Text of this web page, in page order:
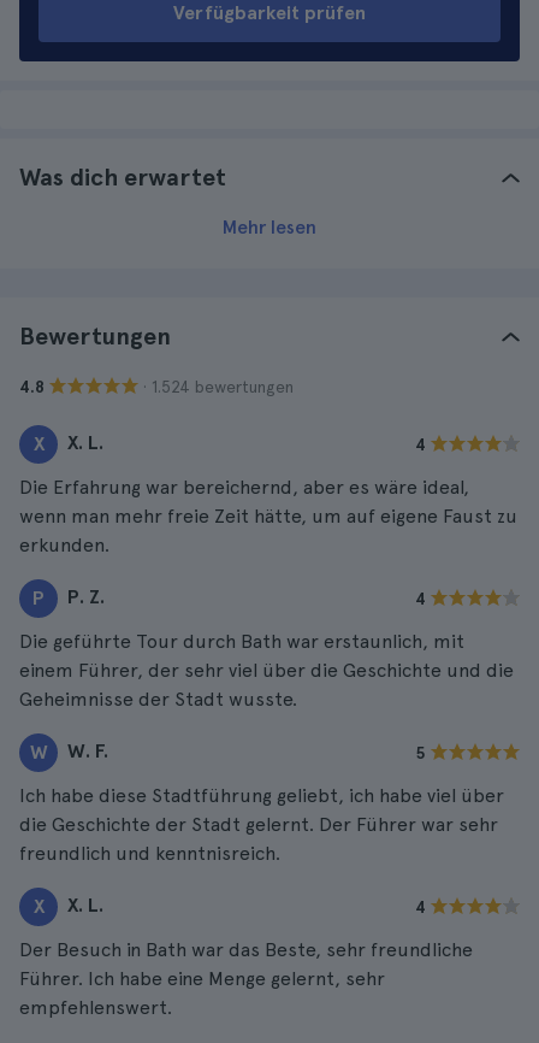
Verfügbarkeit prüfen
Was dich erwartet
Mehr lesen
Bewertungen
4.8 · 1.524 bewertungen
X X. L. 4
Die Erfahrung war bereichernd, aber es wäre ideal,
wenn man mehr freie Zeit hätte, um auf eigene Faust zu
erkunden.
P P. Z. 4
Die geführte Tour durch Bath war erstaunlich, mit
einem Führer, der sehr viel über die Geschichte und die
Geheimnisse der Stadt wusste.
W W. F. 5
Ich habe diese Stadtführung geliebt, ich habe viel über
die Geschichte der Stadt gelernt. Der Führer war sehr
freundlich und kenntnisreich.
X X. L. 4
Der Besuch in Bath war das Beste, sehr freundliche
Führer. Ich habe eine Menge gelernt, sehr
empfehlenswert.